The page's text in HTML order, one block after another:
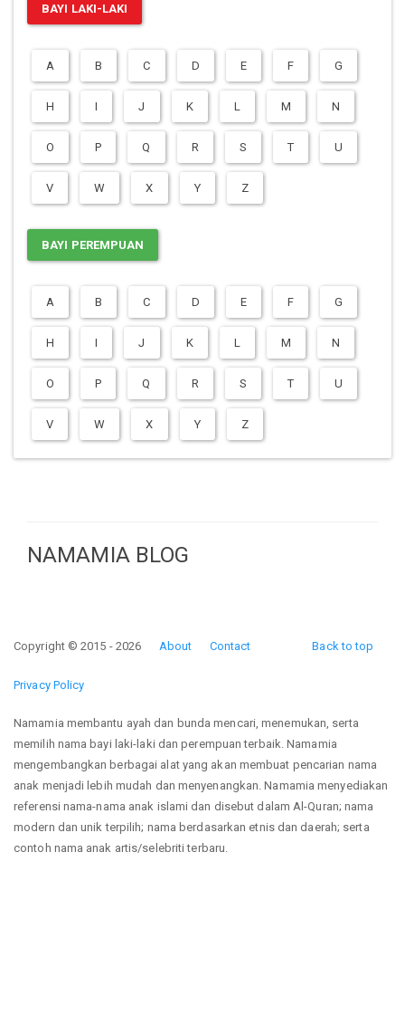
BAYI LAKI-LAKI
A B C D E F G
H I J K L M N
O P Q R S T U
V W X Y Z
BAYI PEREMPUAN
A B C D E F G
H I J K L M N
O P Q R S T U
V W X Y Z
NAMAMIA BLOG
Back to top
Copyright © 2015 - 2026 About Contact
Privacy Policy
Namamia membantu ayah dan bunda mencari, menemukan, serta
memilih nama bayi laki-laki dan perempuan terbaik. Namamia
mengembangkan berbagai alat yang akan membuat pencarian nama
anak menjadi lebih mudah dan menyenangkan. Namamia menyediakan
referensi nama-nama anak islami dan disebut dalam Al-Quran; nama
modern dan unik terpilih; nama berdasarkan etnis dan daerah; serta
contoh nama anak artis/selebriti terbaru.